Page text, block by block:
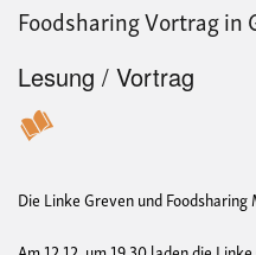
Foodsharing Vortrag in
Lesung / Vortrag
Die Linke Greven und